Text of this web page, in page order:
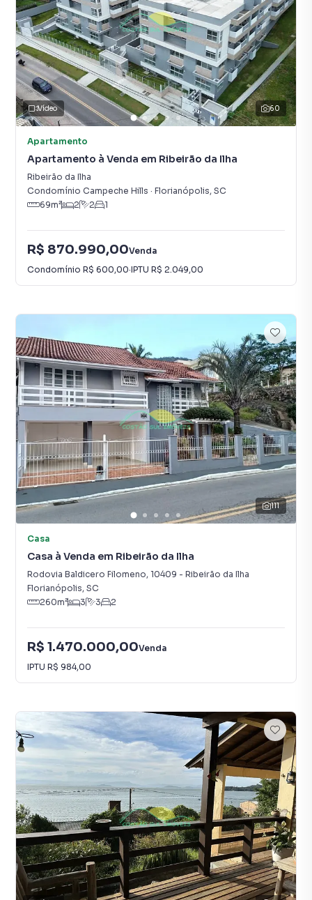
60
Vídeo
Apartamento
Apartamento à Venda em Ribeirão da Ilha
Ribeirão da Ilha
Condomínio Campeche Hills · Florianópolis, SC
69m² 2 2 1
R$ 870.990,00Venda
Condomínio R$ 600,00·IPTU R$ 2.049,00
111
Casa
Casa à Venda em Ribeirão da Ilha
Rodovia Baldicero Filomeno, 10409 - Ribeirão da Ilha
Florianópolis, SC
260m² 3 3 2
R$ 1.470.000,00Venda
IPTU R$ 984,00